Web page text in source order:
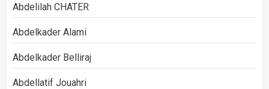
Abdelilah CHATER
Abdelkader Alami
Abdelkader Belliraj
Abdellatif Jouahri